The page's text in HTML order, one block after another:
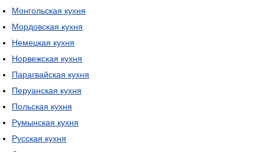
Монгольская кухня
Мордовская кухня
Немецкая кухня
Норвежская кухня
Парагвайская кухня
Перуанская кухня
Польская кухня
Румынская кухня
Русская кухня